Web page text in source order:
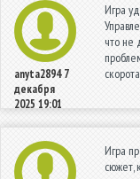
anyta2894 7
декабря
2025 19:01
Игра
что не
Игра
сюжет,